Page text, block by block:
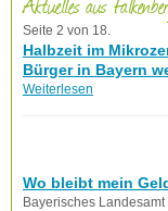
Seite 2 von 18.
Halbzeit im
Bürger in Bayern
Weiterlesen
Wo bleibt mein
Bayerisches